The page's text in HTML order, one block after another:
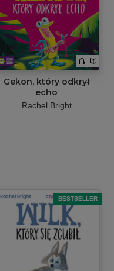
Gekon, który odkrył
echo
Rachel Bright
BESTSELLER